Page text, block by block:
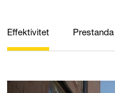
Effektivitet Prestanda